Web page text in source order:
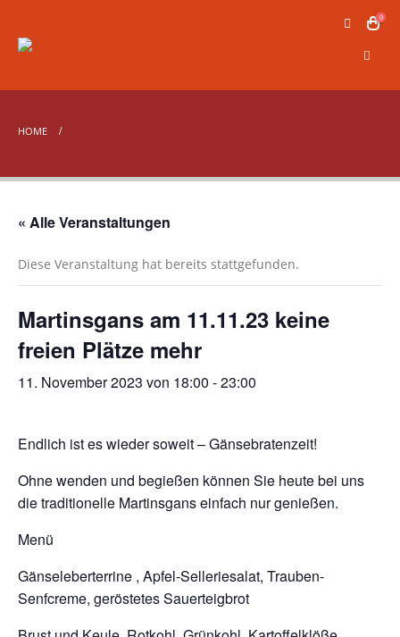
0
HOME
« Alle Veranstaltungen
Diese Veranstaltung hat bereits stattgefunden.
Martinsgans am 11.11.23 keine
freien Plätze mehr
11. November 2023 von 18:00 -23:00
Endlich ist es wieder soweit – Gänsebratenzeit!
Ohne wenden und begießen können Sie heute bei uns
die traditionelle Martinsgans einfach nur genießen.
Menü
Gänseleberterrine , Apfel-Selleriesalat, Trauben-
Senfcreme, geröstetes Sauerteigbrot